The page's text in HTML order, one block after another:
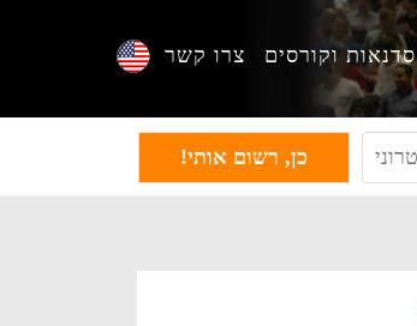
סדנאות וקורסים צרו קשר